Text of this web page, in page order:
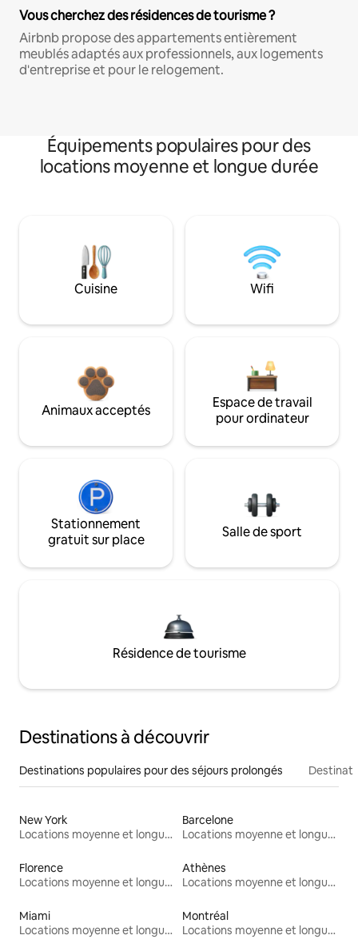
Vous cherchez des résidences de tourisme ?
Airbnb propose des appartements entièrement
meublés adaptés aux professionnels, aux logements
d'entreprise et pour le relogement.
Équipements populaires pour des
locations moyenne et longue durée
Cuisine Wifi
Animaux acceptés
Espace de travail
pour ordinateur
Stationnement
gratuit sur place
Salle de sport
Résidence de tourisme
Destinations à découvrir
Destinations populaires pour des séjours prolongés
New York
Locations moyenne et longue durée
Barcelone
Locations moyenne et longue durée
Florence
Locations moyenne et longue durée
Athènes
Locations moyenne et longue durée
Miami
Locations moyenne et longue durée
Montréal
Locations moyenne et longue durée